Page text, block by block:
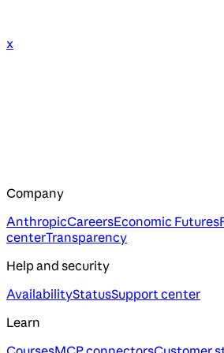
x
Company
AnthropicCareersEconomic Futures
centerTransparency
Help and security
AvailabilityStatusSupport center
Learn